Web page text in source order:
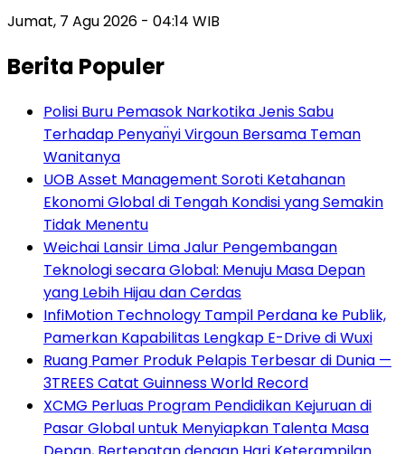
Jumat, 7 Agu 2026 - 04:14 WIB
Berita Populer
Polisi Buru Pemasok Narkotika Jenis Sabu
Terhadap Penyan̈yi Virgoun Bersama Teman
Wanitanya
UOB Asset Management Soroti Ketahanan
Ekonomi Global di Tengah Kondisi yang Semakin
Tidak Menentu
Weichai Lansir Lima Jalur Pengembangan
Teknologi secara Global: Menuju Masa Depan
yang Lebih Hijau dan Cerdas
InfiMotion Technology Tampil Perdana ke Publik,
Pamerkan Kapabilitas Lengkap E-Drive di Wuxi
Ruang Pamer Produk Pelapis Terbesar di Dunia —
3TREES Catat Guinness World Record
XCMG Perluas Program Pendidikan Kejuruan di
Pasar Global untuk Menyiapkan Talenta Masa